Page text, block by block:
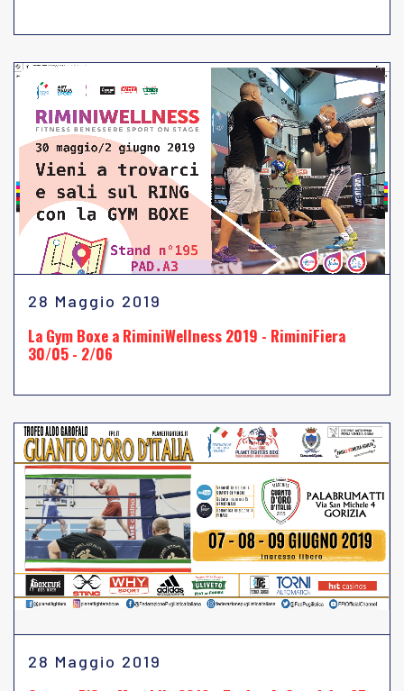
28 Maggio 2019
La Gym Boxe a RiminiWellness 2019 - RiminiFiera
30/05 - 2/06
28 Maggio 2019